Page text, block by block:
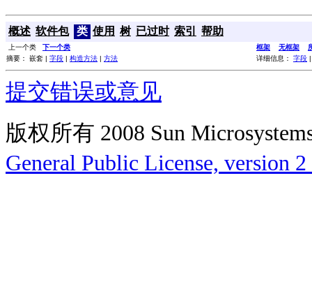
概述 软件包 类 使用 树 已过时 索引 帮助
上一个类 下一个类 框架 无框架
摘要： 嵌套 | 字段 | 构造方法 | 方法 详细信息： 字段
提交错误或意见
版权所有 2008 Sun
General Public License, version